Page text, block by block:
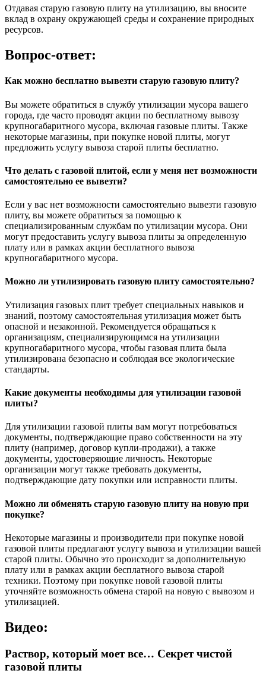
Отдавая старую газовую плиту на утилизацию, вы вносите
вклад в охрану окружающей среды и сохранение природных
ресурсов.
Вопрос-ответ:
Как можно бесплатно вывезти старую газовую плиту?
Вы можете обратиться в службу утилизации мусора вашего
города, где часто проводят акции по бесплатному вывозу
крупногабаритного мусора, включая газовые плиты. Также
некоторые магазины, при покупке новой плиты, могут
предложить услугу вывоза старой плиты бесплатно.
Что делать с газовой плитой, если у меня нет возможности
самостоятельно ее вывезти?
Если у вас нет возможности самостоятельно вывезти газовую
плиту, вы можете обратиться за помощью к
специализированным службам по утилизации мусора. Они
могут предоставить услугу вывоза плиты за определенную
плату или в рамках акции бесплатного вывоза
крупногабаритного мусора.
Можно ли утилизировать газовую плиту самостоятельно?
Утилизация газовых плит требует специальных навыков и
знаний, поэтому самостоятельная утилизация может быть
опасной и незаконной. Рекомендуется обращаться к
организациям, специализирующимся на утилизации
крупногабаритного мусора, чтобы газовая плита была
утилизирована безопасно и соблюдая все экологические
стандарты.
Какие документы необходимы для утилизации газовой
плиты?
Для утилизации газовой плиты вам могут потребоваться
документы, подтверждающие право собственности на эту
плиту (например, договор купли-продажи), а также
документы, удостоверяющие личность. Некоторые
организации могут также требовать документы,
подтверждающие дату покупки или исправности плиты.
Можно ли обменять старую газовую плиту на новую при
покупке?
Некоторые магазины и производители при покупке новой
газовой плиты предлагают услугу вывоза и утилизации вашей
старой плиты. Обычно это происходит за дополнительную
плату или в рамках акции бесплатного вывоза старой
техники. Поэтому при покупке новой газовой плиты
уточняйте возможность обмена старой на новую с вывозом и
утилизацией.
Видео:
Раствор, который моет все… Секрет чистой
газовой плиты